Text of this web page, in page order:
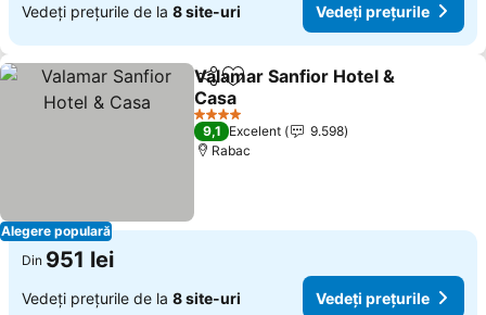
Vedeți prețurile de la 8 site-uri Vedeți prețurile
Alegere populară
DistribuițiAdăugaţi la favorite
Valamar Sanfior Hotel &
Casa
4 Stele
9,1 Excelent
9.598
Rabac
Din 951 lei
Vedeți prețurile de la 8 site-uri Vedeți prețurile